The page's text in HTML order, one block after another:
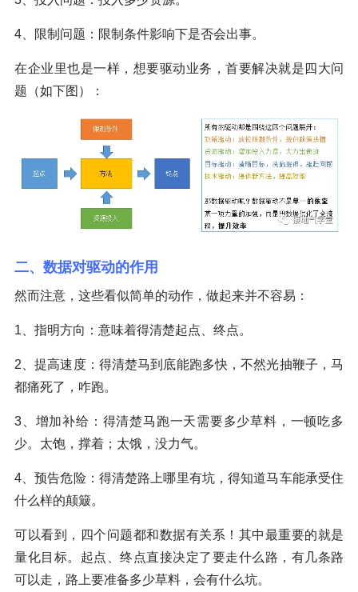
4、限制问题：限制条件影响下是否会出事。
在企业里也是一样，想要驱动业务，首要解决就是四大问
题（如下图）：
二、数据对驱动的作用
然而注意，这些看似简单的动作，做起来并不容易：
1、指明方向：意味着得清楚起点、终点。
2、提高速度：得清楚马到底能跑多快，不然光抽鞭子，马
都痛死了，咋跑。
3、增加补给：得清楚马跑一天需要多少草料，一顿吃多
少。太饱，撑着；太饿，没力气。
4、预告危险：得清楚路上哪里有坑，得知道马车能承受住
什么样的颠簸。
可以看到，四个问题都和数据有关系！其中最重要的就是
量化目标。起点、终点直接决定了要走什么路，有几条路
可以走，路上要准备多少草料，会有什么坑。